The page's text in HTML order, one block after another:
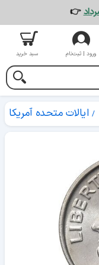
👉
ورود | ثبت‌نام سبد خرید
ایالات متحده آمریکا